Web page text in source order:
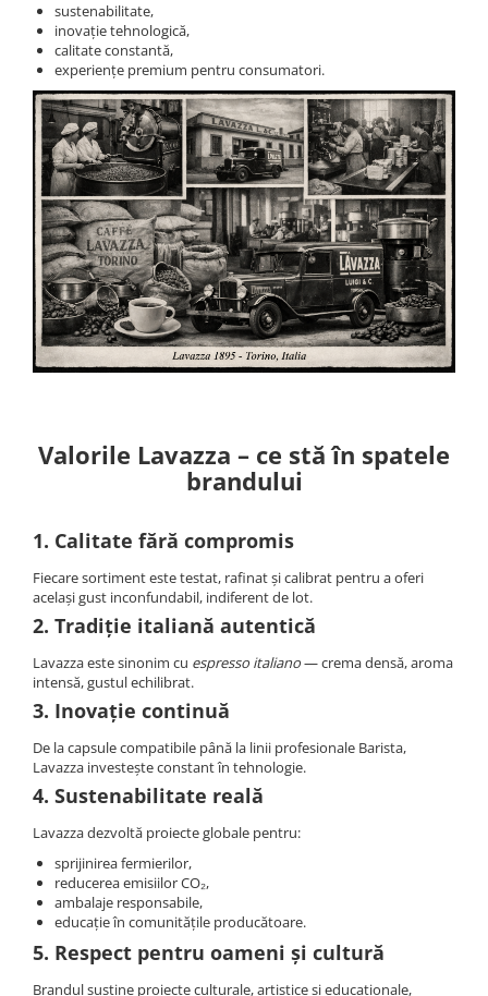
sustenabilitate,
inovație tehnologică,
calitate constantă,
experiențe premium pentru consumatori.
Valorile Lavazza – ce stă în spatele
brandului
1. Calitate fără compromis
Fiecare sortiment este testat, rafinat și calibrat pentru a oferi
același gust inconfundabil, indiferent de lot.
2. Tradiție italiană autentică
Lavazza este sinonim cu espresso italiano— crema densă, aroma
intensă, gustul echilibrat.
3. Inovație continuă
De la capsule compatibile până la linii profesionale Barista,
Lavazza investește constant în tehnologie.
4. Sustenabilitate reală
Lavazza dezvoltă proiecte globale pentru:
sprijinirea fermierilor,
reducerea emisiilor CO₂,
ambalaje responsabile,
educație în comunitățile producătoare.
5. Respect pentru oameni și cultură
Brandul susține proiecte culturale, artistice și educaționale,